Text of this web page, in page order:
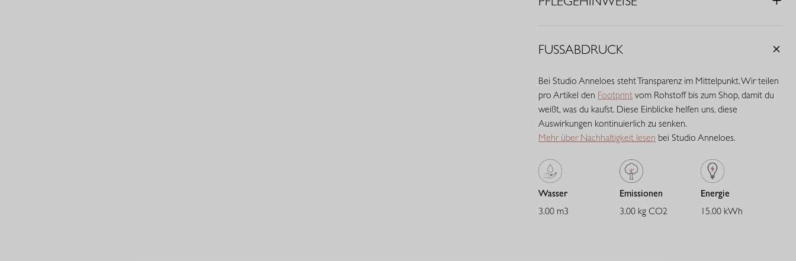
Travelstoff ist ein komfortabler, pflegeleichter Stretchstoff, der
kaum knittert und lange schön bleibt. Travelstoff Medium hat
Balance zwischen Stabilität und Geschmeidigkeit. Der Stoff trägt
sich angenehm, verleiht ausreichend Body und behält zuverlässig
seine Passform. Eine vielseitige Qualität mit eleganter
Ausstrahlung.
FUSSABDRUCK
Bei Studio Anneloes steht Transparenz im Mittelpunkt. Wir teilen
pro Artikel den Footprint vom Rohstoff bis zum Shop, damit du
weißt, was du kaufst. Diese Einblicke helfen uns, diese
Auswirkungen kontinuierlich zu senken.
Mehr über Nachhaltigkeit lesen bei Studio Anneloes.
Wasser
3.00 m3
Emissionen
3.00 kg CO2
Energie
15.00 kWh